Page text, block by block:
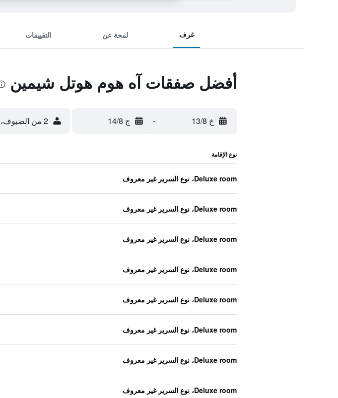
غرف لمحة عن التقييمات
أفضل صفقات آه هوم هوتل شيمين
خ 13/8 - ج 14/8 2 من الضيوف، غرفة واحدة
نوع الإقامة
Deluxe room، نوع السرير غير معروف
Deluxe room، نوع السرير غير معروف
Deluxe room، نوع السرير غير معروف
Deluxe room، نوع السرير غير معروف
Deluxe room، نوع السرير غير معروف
Deluxe room، نوع السرير غير معروف
Deluxe room، نوع السرير غير معروف
Deluxe room، نوع السرير غير معروف